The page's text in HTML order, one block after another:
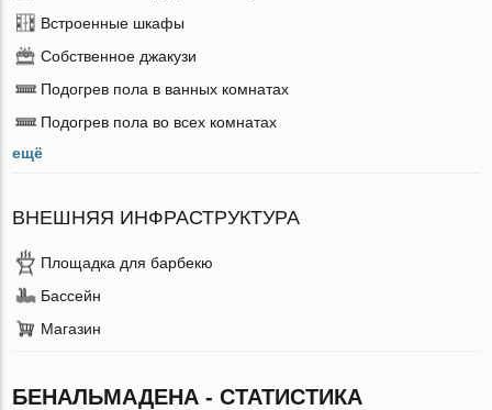
Встроенные шкафы
Собственное джакузи
Подогрев пола в ванных комнатах
Подогрев пола во всех комнатах
ещё
ВНЕШНЯЯ ИНФРАСТРУКТУРА
Площадка для барбекю
Бассейн
Магазин
БЕНАЛЬМАДЕНА - СТАТИСТИКА